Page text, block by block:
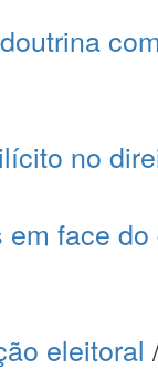
no
face
eleitoral